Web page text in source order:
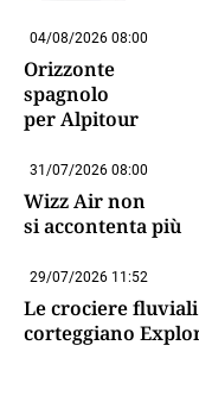
04/08/2026 08:00
Orizzonte
spagnolo
per Alpitour
31/07/2026 08:00
Wizz Air non
si accontenta più
29/07/2026 11:52
Le crociere fluviali
corteggiano